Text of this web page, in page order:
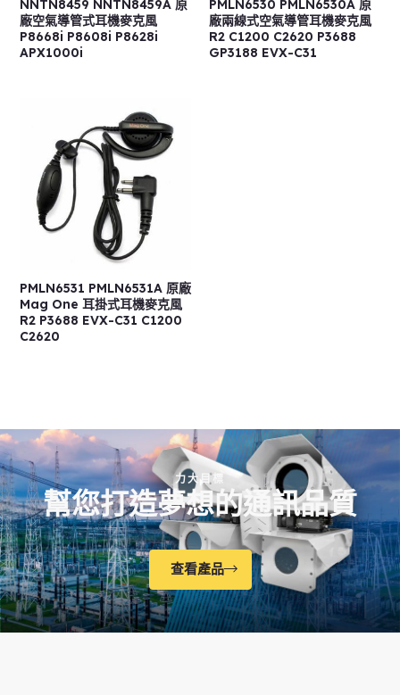
NNTN8459 NNTN8459A 原
廠空氣導管式耳機麥克風
P8668i P8608i P8628i
APX1000i
PMLN6530 PMLN6530A 原
廠兩線式空氣導管耳機麥克風
R2 C1200 C2620 P3688
GP3188 EVX-C31
PMLN6531 PMLN6531A 原廠
Mag One 耳掛式耳機麥克風
R2 P3688 EVX-C31 C1200
C2620
力大目標
幫您打造夢想的通訊品質
查看產品